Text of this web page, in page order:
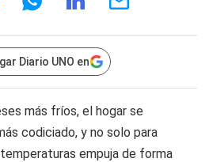
Diario UNO en
más fríos, el hogar se
codiciado, y no solo para
empuja de forma